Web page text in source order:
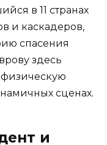
в 11 странах
и каскадеров,
спасения
здесь
сценах.
и